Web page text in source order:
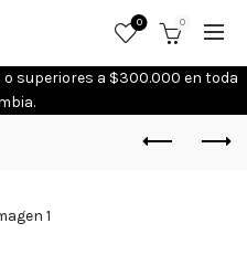
0 0
superiores a $300.000 en toda